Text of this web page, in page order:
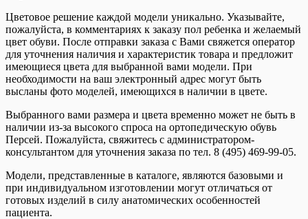
Цветовое решение каждой модели уникально. Указывайте,
пожалуйста, в комментариях к заказу пол ребенка и желаемый
цвет обуви. После отправки заказа с Вами свяжется оператор
для уточнения наличия и характеристик товара и предложит
имеющиеся цвета для выбранной вами модели. При
необходимости на ваш электронный адрес могут быть
высланы фото моделей, имеющихся в наличии в цвете.
Выбранного вами размера и цвета временно может не быть в
наличии из-за высокого спроса на ортопедическую обувь
Персей. Пожалуйста, свяжитесь с администратором-
консультантом для уточнения заказа по тел. 8 (495) 469-99-05.
Модели, представленные в каталоге, являются базовыми и
при индивидуальном изготовлении могут отличаться от
готовых изделий в силу анатомических особенностей
пациента.